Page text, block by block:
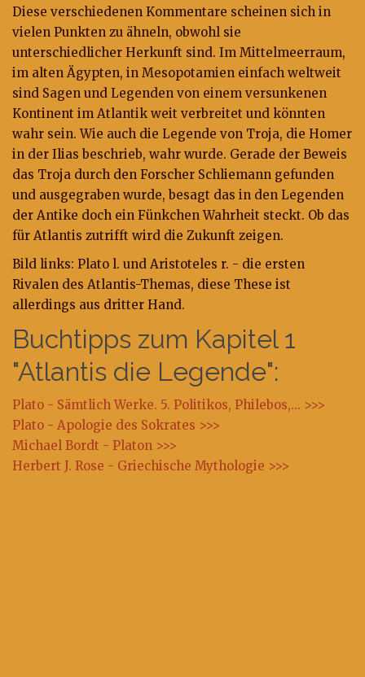
Diese verschiedenen Kommentare scheinen sich in
vielen Punkten zu ähneln, obwohl sie
unterschiedlicher Herkunft sind. Im Mittelmeerraum,
im alten Ägypten, in Mesopotamien einfach weltweit
sind Sagen und Legenden von einem versunkenen
Kontinent im Atlantik weit verbreitet und könnten
wahr sein. Wie auch die Legende von Troja, die Homer
in der Ilias beschrieb, wahr wurde. Gerade der Beweis
das Troja durch den Forscher Schliemann gefunden
und ausgegraben wurde, besagt das in den Legenden
der Antike doch ein Fünkchen Wahrheit steckt. Ob das
für Atlantis zutrifft wird die Zukunft zeigen.
Bild links: Plato l. und Aristoteles r. - die ersten
Rivalen des Atlantis-Themas, diese These ist
allerdings aus dritter Hand.
Buchtipps zum Kapitel 1
"Atlantis die Legende":
Plato - Sämtlich Werke. 5. Politikos, Philebos,... >>>
Plato - Apologie des Sokrates >>>
Michael Bordt - Platon >>>
Herbert J. Rose - Griechische Mythologie >>>